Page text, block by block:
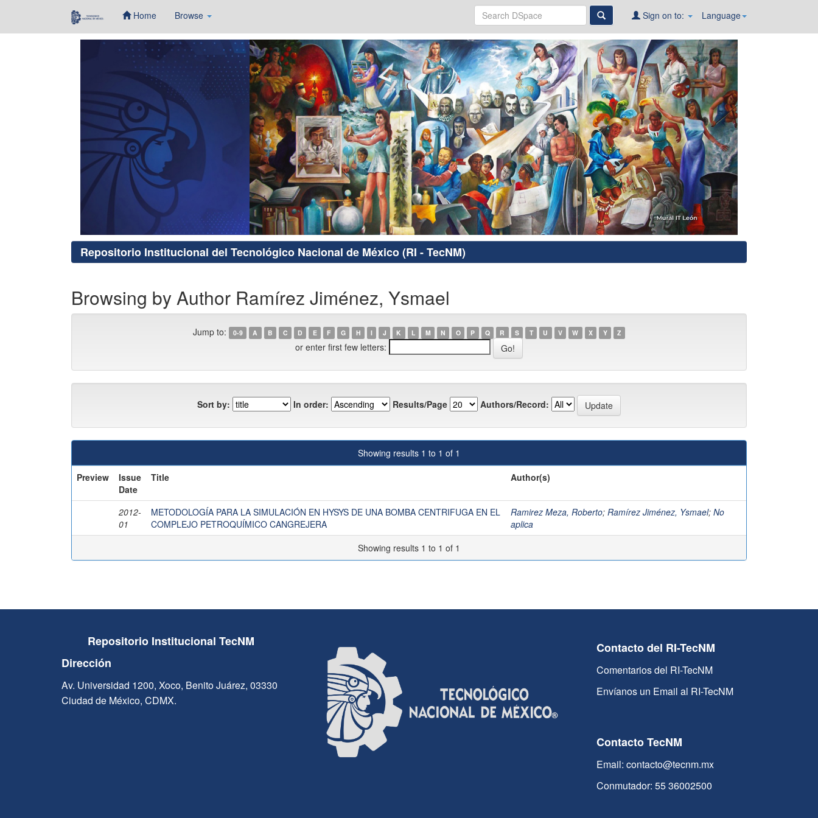
Home Browse Language
Sign on to:
Repositorio Institucional del Tecnológico Nacional de México (RI - TecNM)
Browsing by Author Ramírez Jiménez, Ysmael
Jump to: 0-9 A B C D E F G H I J K L M N O P Q R S T U V W X Y Z
or enter first few letters:
Sort by: In order: Results/Page Authors/Record:
Showing results 1 to 1 of 1
Preview
Issue
Date
Title Author(s)
2012-
01
METODOLOGÍA PARA LA SIMULACIÓN EN HYSYS DE UNA BOMBA CENTRIFUGA EN EL
COMPLEJO PETROQUÍMICO CANGREJERA
Ramirez Meza, Roberto; Ramírez Jiménez, Ysmael; No
aplica
Showing results 1 to 1 of 1
Repositorio Institucional TecNM
Dirección
Av. Universidad 1200, Xoco, Benito Juárez, 03330
Ciudad de México, CDMX.
Contacto del RI-TecNM
Comentarios del RI-TecNM
Envíanos un Email al RI-TecNM
Contacto TecNM
Email: contacto@tecnm.mx
Conmutador: 55 36002500